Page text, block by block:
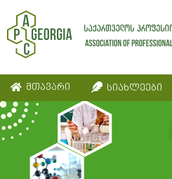
მთავარი სიახლეები